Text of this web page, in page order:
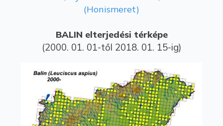
(Honismeret)
BALIN elterjedési térképe
(2000. 01. 01-től 2018. 01. 15-ig)